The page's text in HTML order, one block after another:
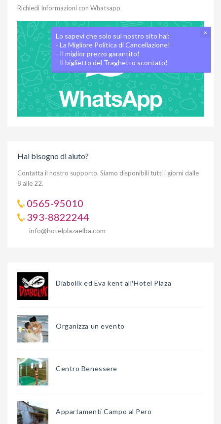
Richiedi Informazioni con Whatsapp
Hai bisogno di aiuto?
Contatta il nostro supporto. Siamo disponibili tutti i giorni dalle
8 alle 22.
0565-95010
393-8822244
info@hotelplazaelba.com
Diabolik ed Eva kent all'Hotel Plaza
Organizza un evento
Centro Benessere
Appartamenti Campo al Pero
Lo sapevi che solo sul nostro sito hai:
- La Migliore Politica di Cancellazione!
- Il miglior prezzo garantito!
- Il biglietto del Traghetto scontato!
×